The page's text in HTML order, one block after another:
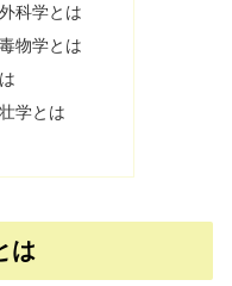
科学とは
物学とは
学とは
は